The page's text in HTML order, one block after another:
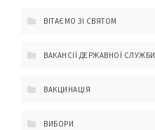
ВІТАЄМО ЗІ СВЯТОМ
ВАКАНСІЇ ДЕРЖАВНОЇ СЛУЖБИ
ВАКЦИНАЦІЯ
ВИБОРИ